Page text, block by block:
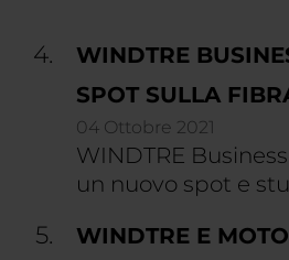
WINDTRE
SPOT SULLA
04 Ottobre 2021
WINDTRE
un nuovo spot e
WINDTRE E